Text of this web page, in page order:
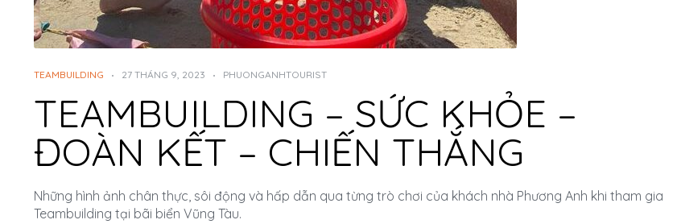
TEAMBUILDING 27 THÁNG 9, 2023 PHUONGANHTOURIST
TEAMBUILDING – SỨC KHỎE –
ĐOÀN KẾT – CHIẾN THẮNG
Những hình ảnh chân thực, sôi động và hấp dẫn qua từng trò chơi của khách nhà Phương Anh khi tham gia
Teambuilding tại bãi biển Vũng Tàu.